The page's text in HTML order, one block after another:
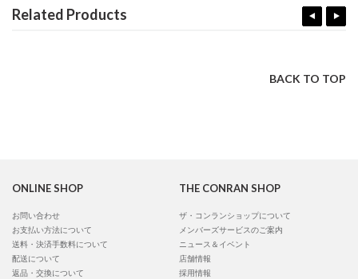
Related Products
BACK TO TOP
ONLINE SHOP
お問い合わせ
お支払い方法について
送料・決済手数料について
配送について
返品・交換について
THE CONRAN SHOP
ザ・コンランショップについて
メンバーズサービスのご案内
ニュース＆イベント
店舗情報
採用情報